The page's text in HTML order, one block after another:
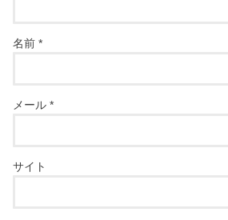
名前*
メール*
サイト